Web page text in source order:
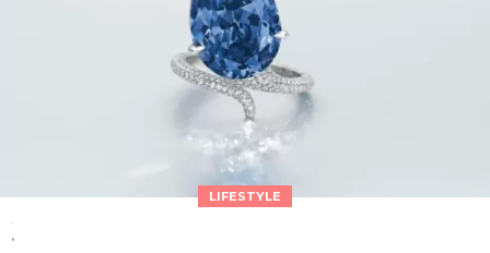
LIFESTYLE
.
.